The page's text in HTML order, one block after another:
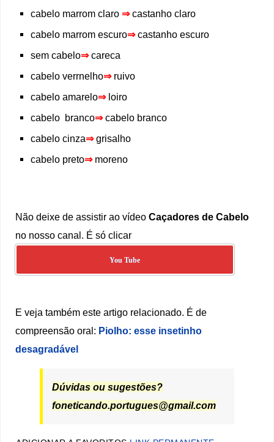
cabelo marrom claro ⇒castanho claro
cabelo marrom escuro⇒castanho escuro
sem cabelo⇒careca
cabelo verrnelho⇒ruivo
cabelo amarelo⇒loiro
cabelo branco⇒cabelo branco
cabelo cinza⇒grisalho
cabelo preto⇒moreno
Não deixe de assistir ao vídeoCaçadores de Cabelo
no nosso canal. É só clicar
You Tube
E veja também este artigo relacionado. É de
compreensão oral: Piolho: esse insetinho
desagradável
Dúvidas ou sugestões?
foneticando.portugues@gmail.com